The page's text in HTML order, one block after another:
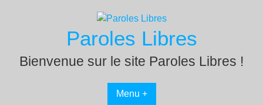
Paroles Libres
Bienvenue sur le site Paroles Libres !
Menu +